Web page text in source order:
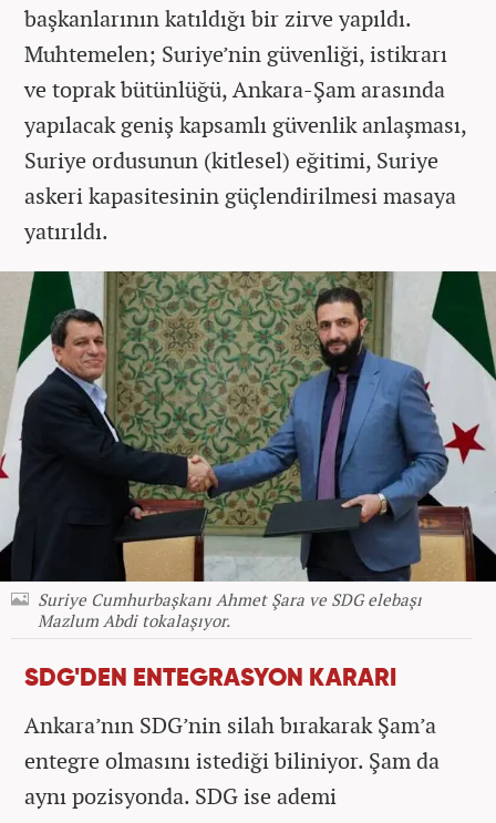
başkanlarının katıldığı bir zirve yapıldı.
Muhtemelen; Suriye’nin güvenliği, istikrarı
ve toprak bütünlüğü, Ankara-Şam arasında
yapılacak geniş kapsamlı güvenlik anlaşması,
Suriye ordusunun (kitlesel) eğitimi, Suriye
askeri kapasitesinin güçlendirilmesi masaya
yatırıldı.
Suriye Cumhurbaşkanı Ahmet Şara ve SDG elebaşı
Mazlum Abdi tokalaşıyor.
SDG'DEN ENTEGRASYON KARARI
Ankara’nın SDG’nin silah bırakarak Şam’a
entegre olmasını istediği biliniyor. Şam da
aynı pozisyonda. SDG ise ademi